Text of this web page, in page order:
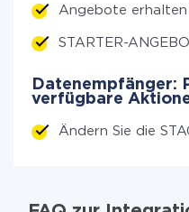
Angebote erhalten
STARTER-
Datenempfänger:
verfügbare
Ändern Sie die